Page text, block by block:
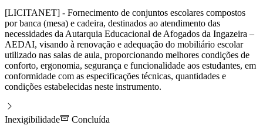
[LICITANET] - Fornecimento de conjuntos escolares compostos
por banca (mesa) e cadeira, destinados ao atendimento das
necessidades da Autarquia Educacional de Afogados da Ingazeira –
AEDAI, visando à renovação e adequação do mobiliário escolar
utilizado nas salas de aula, proporcionando melhores condições de
conforto, ergonomia, segurança e funcionalidade aos estudantes, em
conformidade com as especificações técnicas, quantidades e
condições estabelecidas neste instrumento.
Inexigibilidade
Concluída